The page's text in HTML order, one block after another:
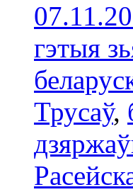
гэтыя
Трусаў,